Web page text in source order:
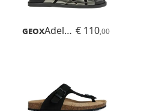
Geox Adelash € 110,00